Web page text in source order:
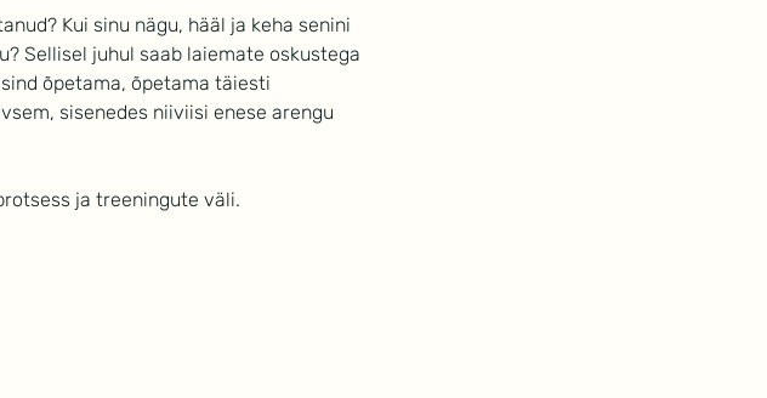
Kui sinu nägu, hääl ja keha senini
Sellisel juhul saab laiemate oskustega
õpetama, õpetama täiesti
sisenedes niiviisi enese arengu
ja treeningute väli.